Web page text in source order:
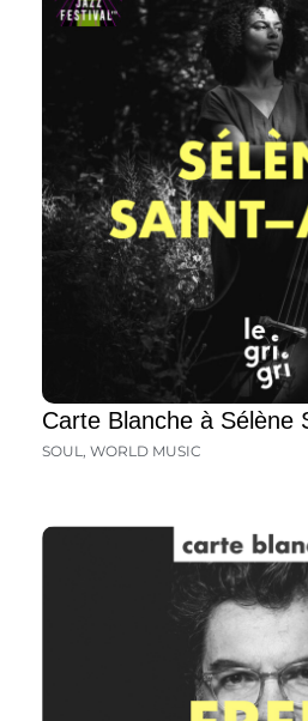
Carte Blanche à Sélène
SOUL, WORLD MUSIC